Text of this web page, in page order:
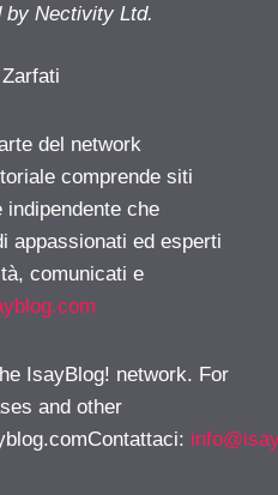
by Nectivity Ltd.
del network
comprende siti
che
appassionati ed esperti
comunicati e
IsayBlog! network. For
and other
: